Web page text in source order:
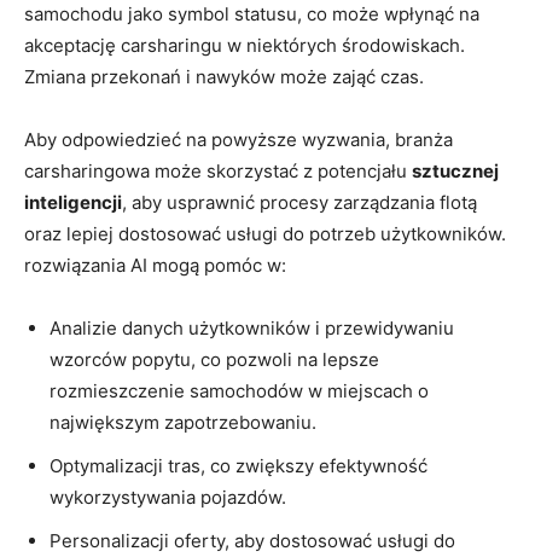
samochodu jako symbol statusu, co może wpłynąć na
akceptację carsharingu w niektórych środowiskach.
Zmiana przekonań i nawyków może zająć czas.
Aby odpowiedzieć na powyższe wyzwania, branża
carsharingowa może skorzystać z potencjału sztucznej
inteligencji, aby usprawnić procesy zarządzania flotą
oraz lepiej dostosować usługi do potrzeb użytkowników.
rozwiązania AI mogą pomóc w:
Analizie danych użytkowników i przewidywaniu
wzorców popytu, co pozwoli na lepsze
rozmieszczenie samochodów w miejscach o
największym zapotrzebowaniu.
Optymalizacji tras, co zwiększy efektywność
wykorzystywania pojazdów.
Personalizacji oferty, aby dostosować usługi do